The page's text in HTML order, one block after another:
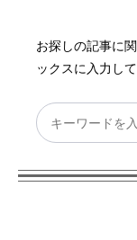
お探しの記事に
ックスに入力して